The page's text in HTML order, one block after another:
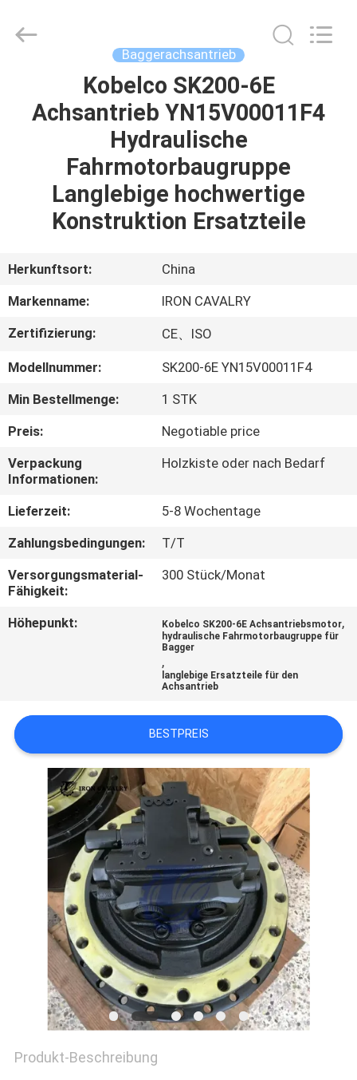
STARTSEITE
PRODUKTE
VIDEOS
SHOW
UNS
FABRIK
TOUR
QUALITÄTSKONTROLLE
KONTAKT
NACHRICHTEN
ALLE
SITEMAP
DATENSCHUTZ-
BESTIMMUNGEN
Machinery
Baggerachsantrieb
Kobelco SK200-6E
Achsantrieb YN15V00011F4
Hydraulische
Fahrmotorbaugruppe
Langlebige hochwertige
Konstruktion Ersatzteile
Herkunftsort:
China
Markenname:
IRON CAVALRY
Zertifizierung:
CE、ISO
Modellnummer:
SK200-6E YN15V00011F4
Min Bestellmenge:
1 STK
Preis:
Negotiable price
Verpackung
Informationen:
Holzkiste oder nach Bedarf
Lieferzeit:
5-8 Wochentage
Zahlungsbedingungen:
T/T
Versorgungsmaterial-
Fähigkeit:
300 Stück/Monat
Höhepunkt: Kobelco SK200-6E Achsantriebsmotor,
hydraulische Fahrmotorbaugruppe für
Bagger
,
langlebige Ersatzteile für den
Achsantrieb
BESTPREIS
Produkt-Beschreibung